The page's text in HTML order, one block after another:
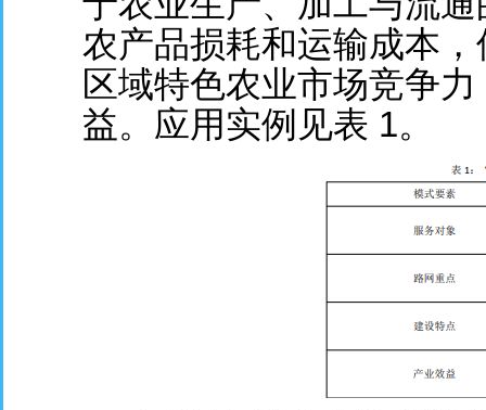
农产品损耗和运输成本
区域特色农业市场竞争
益。应用实例见表 1。